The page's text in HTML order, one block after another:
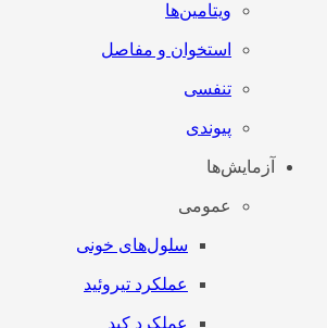
ویتامین‌ها
استخوان و مفاصل
تنفسی
پیوندی
آزمایش‌ها
عمومی
سلول‌های خونی
عملکرد تیروئید
عملکرد کبد